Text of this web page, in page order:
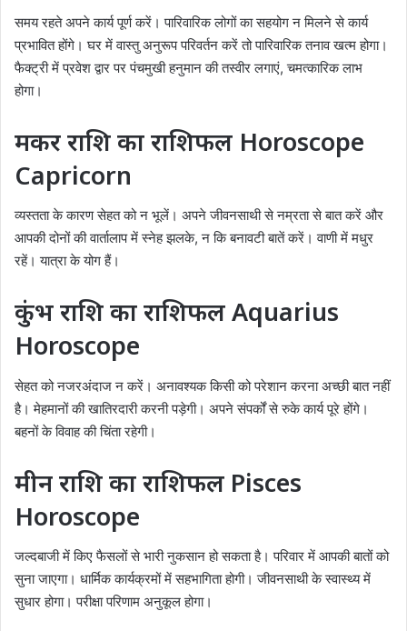
समय रहते अपने कार्य पूर्ण करें। पारिवारिक लोगों का सहयोग न मिलने से कार्य
प्रभावित होंगे। घर में वास्तु अनुरूप परिवर्तन करें तो पारिवारिक तनाव खत्म होगा।
फैक्ट्री में प्रवेश द्वार पर पंचमुखी हनुमान की तस्वीर लगाएं, चमत्कारिक लाभ
होगा।
मकर राशि का राशिफल Horoscope
Capricorn
व्यस्तता के कारण सेहत को न भूलें। अपने जीवनसाथी से नम्रता से बात करें और
आपकी दोनों की वार्तालाप में स्नेह झलके, न कि बनावटी बातें करें। वाणी में मधुर
रहें। यात्रा के योग हैं।
कुंभ राशि का राशिफल Aquarius
Horoscope
सेहत को नजरअंदाज न करें। अनावश्यक किसी को परेशान करना अच्छी बात नहीं
है। मेहमानों की खातिरदारी करनी पड़ेगी। अपने संपर्कों से रुके कार्य पूरे होंगे।
बहनों के विवाह की चिंता रहेगी।
मीन राशि का राशिफल Pisces
Horoscope
जल्दबाजी में किए फैसलों से भारी नुकसान हो सकता है। परिवार में आपकी बातों को
सुना जाएगा। धार्मिक कार्यक्रमों में सहभागिता होगी। जीवनसाथी के स्वास्थ्य में
सुधार होगा। परीक्षा परिणाम अनुकूल होगा।